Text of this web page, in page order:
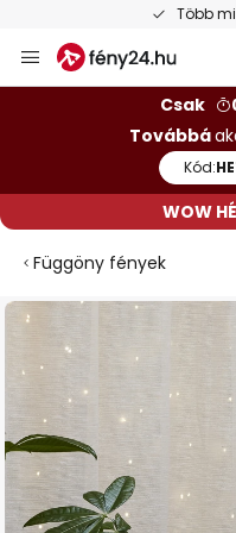
Több
Ugrás
a
Csak
Továbbá
Kód:
WOW
Függöny fények
Ugrás
képgaléria
végére